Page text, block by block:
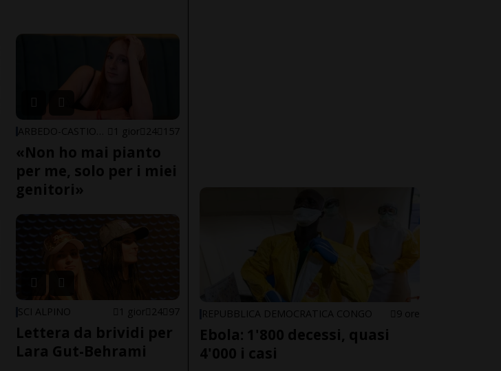
1 gior 24 157
«Non ho mai pianto
per me, solo per i miei
genitori»
SCI ALPINO 1 gior 24 97
Lettera da brividi per
Lara Gut-Behrami
REPUBBLICA DEMOCRATICA CONGO 9 ore
Ebola: 1'800 decessi, quasi
4'000 i casi